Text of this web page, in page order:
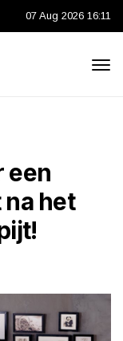
07 Aug 2026 16:11
een
het